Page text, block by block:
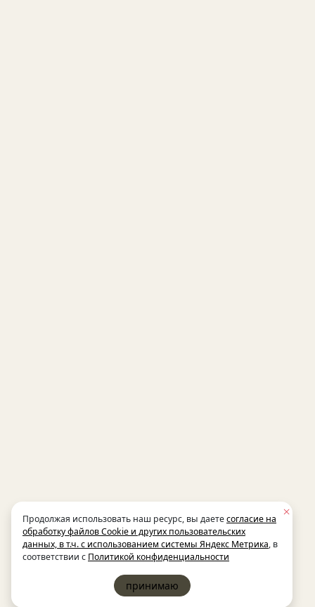
Продолжая использовать наш ресурс, вы даетесогласие на
обработку файлов Cookie и других пользовательских
данных, в т.ч. с использованием системы Яндекс Метрика, в
соответствии с Политикой конфиденциальности
принимаю